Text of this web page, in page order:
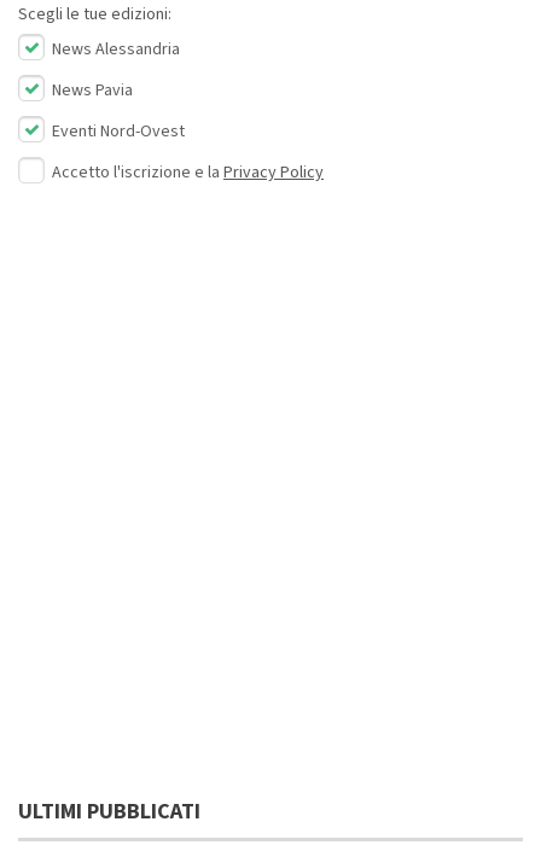
Scegli le tue edizioni:
News Alessandria
News Pavia
Eventi Nord-Ovest
Accetto l'iscrizione e la Privacy Policy
ULTIMI PUBBLICATI